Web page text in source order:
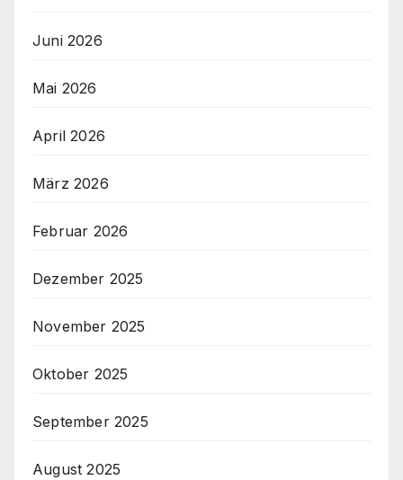
Juni 2026
Mai 2026
April 2026
März 2026
Februar 2026
Dezember 2025
November 2025
Oktober 2025
September 2025
August 2025